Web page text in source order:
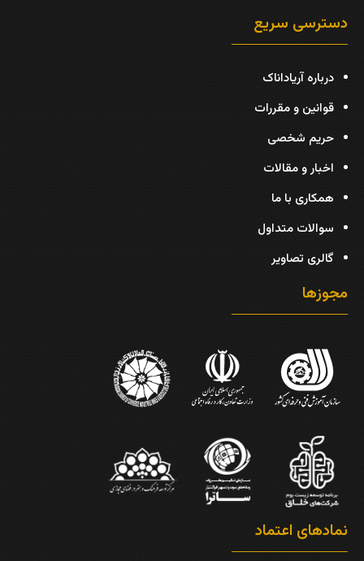
دسترسی سریع
درباره آریاداناک
قوانین و مقررات
حریم شخصی
اخبار و مقالات
همکاری با ما
سوالات متداول
گالری تصاویر
مجوزها
نمادهای اعتماد